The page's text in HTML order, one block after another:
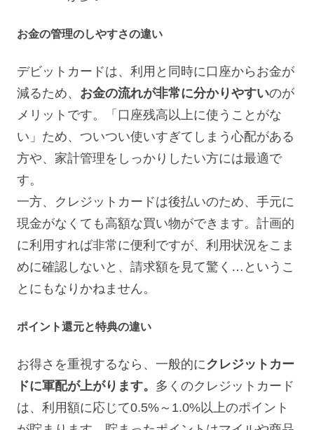
お金の管理のしやすさの違い
デビットカードは、利用と同時に口座からお金が
減るため、 お金の流れが非常に分かりやすいのが
メリットです。「口座残高以上に使うことがな
い」ため、ついつい使いすぎてしまう心配がある
方や、家計管理をしっかりしたい方には最適で
す。
一方、クレジットカードは後払いのため、手元に
現金がなくても高額な買い物ができます。計画的
に利用すれば非常に便利ですが、利用状況をこま
めに確認しないと、請求額を見て驚く…というこ
とにもなりかねません。
ポイント還元と特典の違い
お得さを重視するなら、一般的にクレジットカー
ドに軍配が上がります。 多くのクレジットカード
は、利用額に応じて0.5%～1.0%以上のポイント